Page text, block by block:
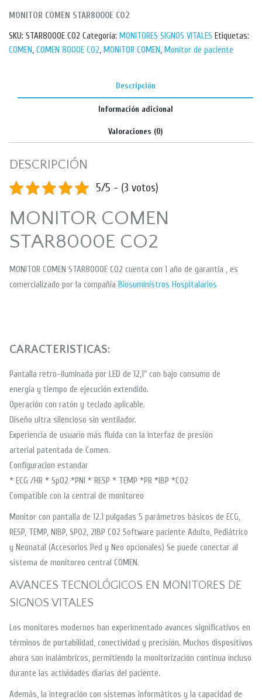
MONITOR COMEN STAR8000E CO2
SKU: STAR8000E CO2 Categoría: MONITORES SIGNOS VITALES Etiquetas:
COMEN, COMEN 8000E CO2, MONITOR COMEN, Monitor de paciente
Descripción
Información adicional
Valoraciones (0)
DESCRIPCIÓN
5/5 - (3 votos)
MONITOR COMEN
STAR8000E CO2
MONITOR COMEN STAR8000E CO2 cuenta con 1 año de garantía , es
comercializado por la compañía Biosuministros Hospitalarios
CARACTERISTICAS:
Pantalla retro-iluminada por LED de 12,1″ con bajo consumo de
energía y tiempo de ejecución extendido.
Operación con ratón y teclado aplicable.
Diseño ultra silencioso sin ventilador.
Experiencia de usuario más fluida con la interfaz de presión
arterial patentada de Comen.
Configuracion estandar
* ECG /HR * Sp02 *PNI * RESP * TEMP *PR *IBP *CO2
Compatible con la central de monitoreo
Monitor con pantalla de 12.1 pulgadas 5 parámetros básicos de ECG,
RESP, TEMP, NIBP, SPO2, 2IBP CO2 Software paciente Adulto, Pediátrico
y Neonatal (Accesorios Ped y Neo opcionales) Se puede conectar al
sistema de monitoreo central COMEN.
AVANCES TECNOLÓGICOS EN MONITORES DE
SIGNOS VITALES
Los monitores modernos han experimentado avances significativos en
términos de portabilidad, conectividad y precisión. Muchos dispositivos
ahora son inalámbricos, permitiendo la monitorización continua incluso
durante las actividades diarias del paciente.
Además, la integración con sistemas informáticos y la capacidad de